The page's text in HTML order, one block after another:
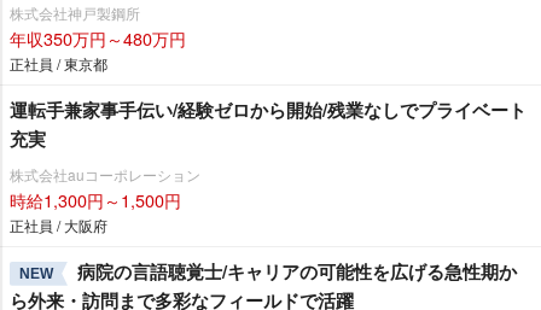
株式会社神戸製鋼所
年収350万円～480万円
正社員 / 東京都
運転手兼家事手伝い/経験ゼロから開始/残業なしでプライベート
充実
株式会社auコーポレーション
時給1,300円～1,500円
正社員 / 大阪府
NEW
病院の言語聴覚士/キャリアの可能性を広げる急性期か
ら外来・訪問まで多彩なフィールドで活躍